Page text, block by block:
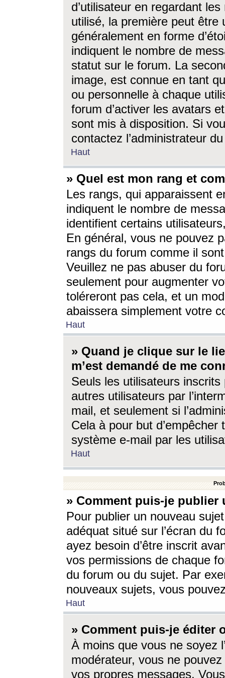
d’utilisateur en regardant
utilisé, la première peut être
généralement en forme
indiquent le nombre de
statut sur le forum. La
image, est connue en tant
ou personnelle à chaque
forum d’activer les avatars
sont mis à disposition. Si
contactez l’administrateur
Haut
» Quel est mon rang et
Les rangs, qui apparaissent
indiquent le nombre de
identifient certains
En général, vous ne pouvez
rangs du forum comme il
Veuillez ne pas abuser du
seulement pour augmenter
toléreront pas cela, et un
abaissera simplement votre
Haut
» Quand je clique sur le
m’est demandé de me
Seuls les utilisateurs
autres utilisateurs par
mail, et seulement si
Cela à pour but
système e-mail par les
Haut
» Comment puis-je
Pour publier un nouveau
adéquat situé sur l’écran du
ayez besoin d’être inscrit
vos permissions de chaque
du forum ou du sujet. Par
nouveaux sujets, vous
Haut
» Comment puis-je éditer
À moins que vous ne soyez
modérateur, vous ne
vos propres messages.